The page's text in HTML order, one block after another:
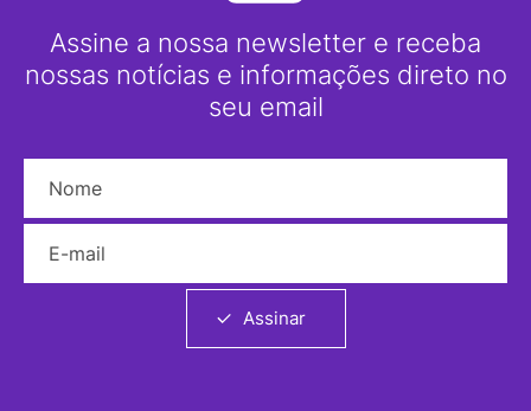
Assine a nossa newsletter e receba
nossas notícias e informações direto no
seu email
Assinar